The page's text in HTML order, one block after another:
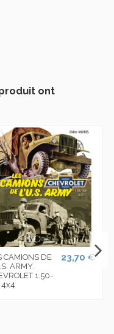
ont
CAMIONS DE
ARMY.
1.50-
23,70 €